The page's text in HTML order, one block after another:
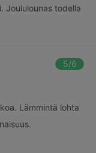
Joululounas todella
5/6
Lämmintä lohta